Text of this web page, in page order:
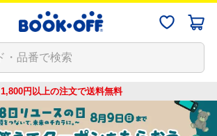
1,800円以上の注文で送料無料